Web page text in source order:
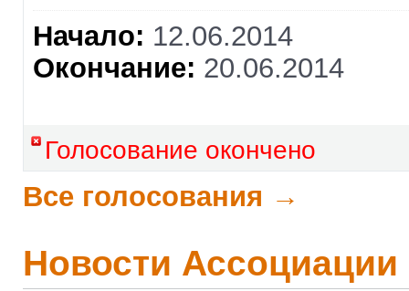
Начало: 12.06.2014
Окончание: 20.06.2014
Голосование окончено
Все голосования →
Новости